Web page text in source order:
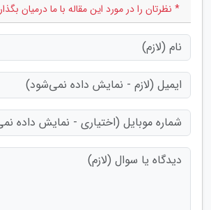
* نظرتان را در مورد این مقاله با ما درمیان